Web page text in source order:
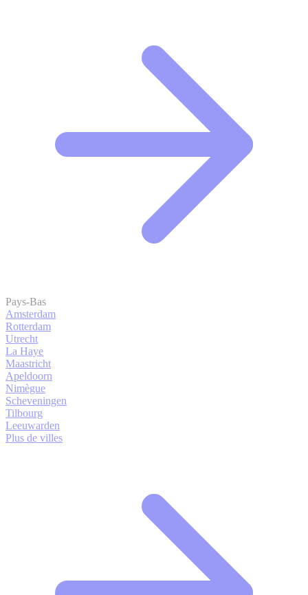
Pays-Bas
Amsterdam
Rotterdam
Utrecht
La Haye
Maastricht
Apeldoorn
Nimègue
Scheveningen
Tilbourg
Leeuwarden
Plus de villes